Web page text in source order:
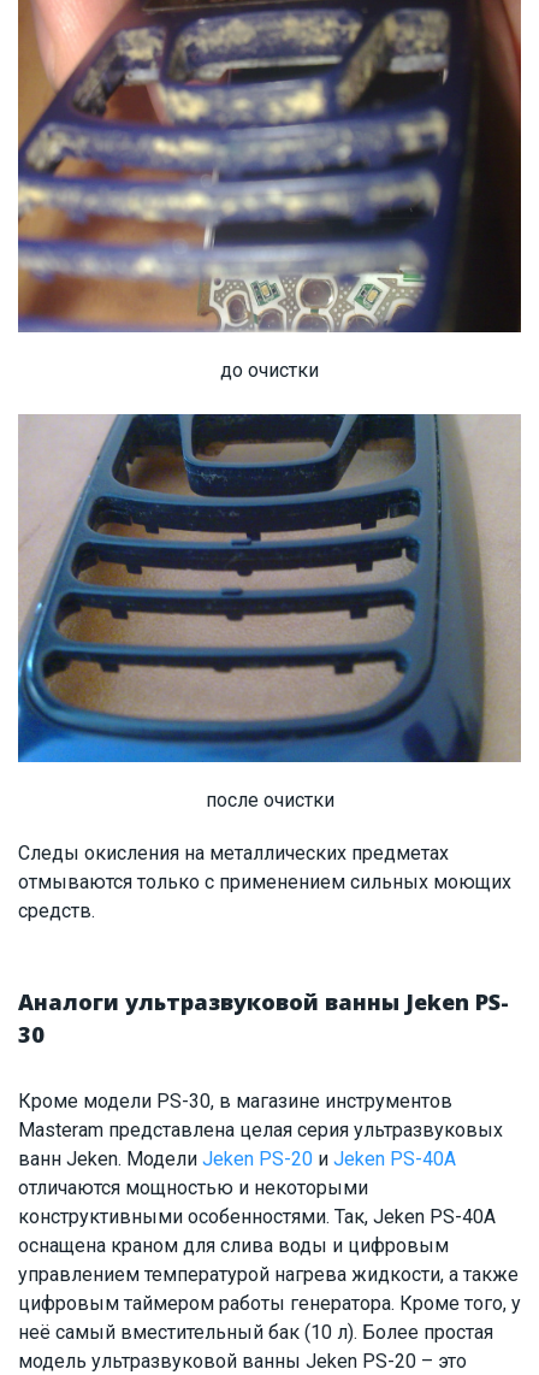
до очистки
после очистки
Следы окисления на металлических предметах
отмываются только с применением сильных моющих
средств.
Аналоги ультразвуковой ванны Jeken PS-
30
Кроме модели PS-30, в магазине инструментов
Masteram представлена целая серия ультразвуковых
ванн Jeken. Модели Jeken PS-20 и Jeken PS-40А
отличаются мощностью и некоторыми
конструктивными особенностями. Так, Jeken PS-40А
оснащена краном для слива воды и цифровым
управлением температурой нагрева жидкости, а также
цифровым таймером работы генератора. Кроме того, у
неё самый вместительный бак (10 л). Более простая
модель ультразвуковой ванны Jeken PS-20 – это